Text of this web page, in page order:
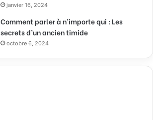
janvier 16, 2024
Comment parler à n’importe qui : Les
secrets d’un ancien timide
octobre 6, 2024